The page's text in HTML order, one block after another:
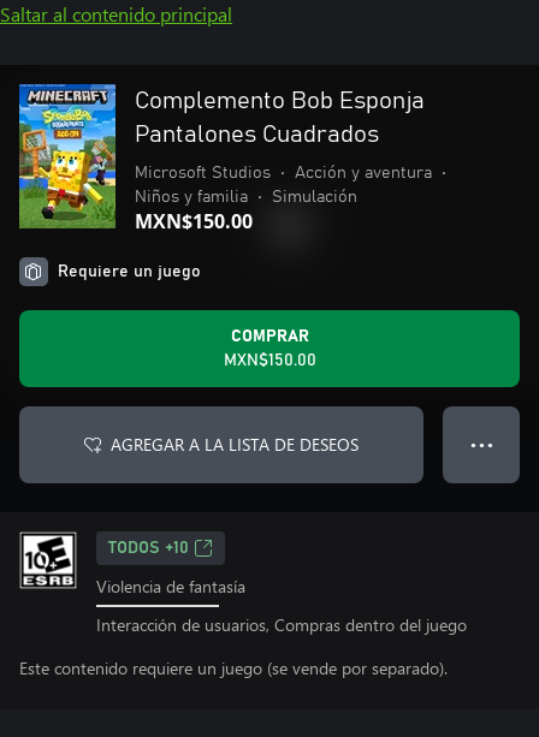
Saltar al contenido principal
Complemento Bob Esponja
Pantalones Cuadrados
Microsoft Studios • Acción y aventura
•
Niños y familia
• Simulación
MXN$150.00
Requiere un juego
COMPRAR
MXN$150.00
AGREGAR A LA LISTA DE DESEOS ● ● ●
TODOS +10
Violencia de fantasía
Interacción de usuarios, Compras dentro del juego
Este contenido requiere un juego (se vende por separado).